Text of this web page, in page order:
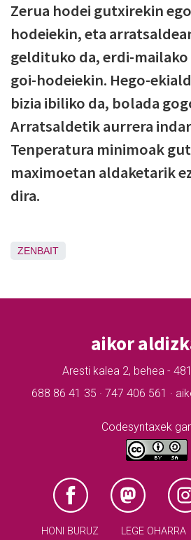
Zerua hodei gutxirekin
hodeiekin, eta
geldituko da, erdi-
goi-hodeiekin. Hego-
bizia ibiliko da, bolada
Arratsaldetik aurrera
Tenperatura minimoak
maximoetan aldaketarik
dira.
ZENBAIT
aikor
Aresti kalea 2, behea -
688 86 41 35 · 747 406 561 ·
Codesyntaxek
HONI BURUZ LEGE OHARRA